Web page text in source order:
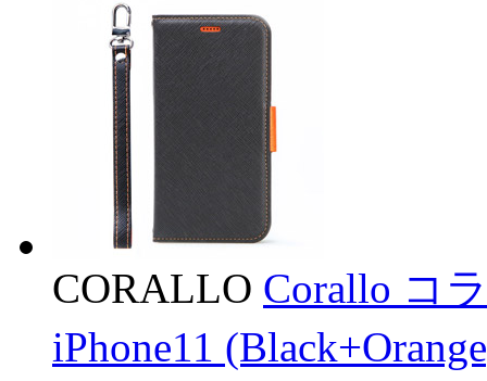
CORALLO Corallo コ
iPhone11